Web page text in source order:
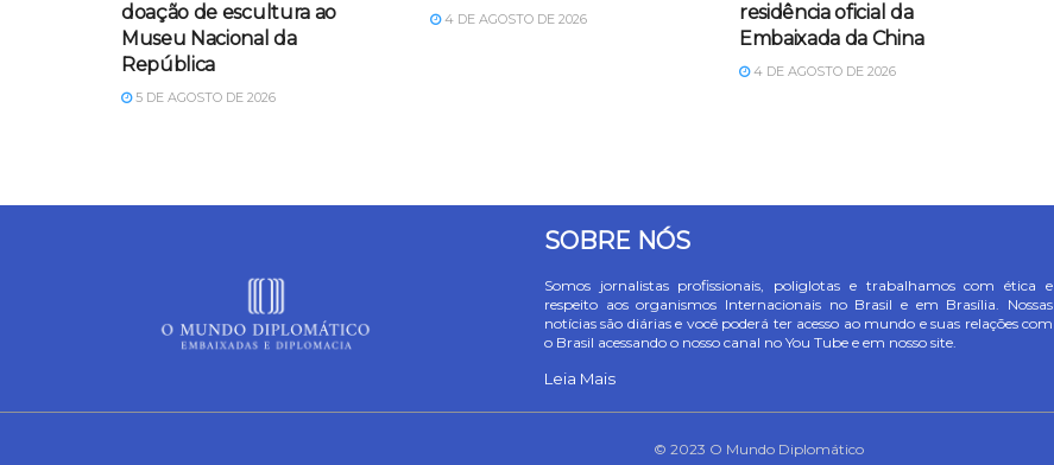
doação de escultura ao
Museu Nacional da
República
5 DE AGOSTO DE 2026
4 DE AGOSTO DE 2026
residência oficial da
Embaixada da China
4 DE AGOSTO DE 2026
SOBRE NÓS
Somos jornalistas profissionais, poliglotas e trabalhamos com ética e
respeito aos organismos Internacionais no Brasil e em Brasília. Nossas
notícias são diárias e você poderá ter acesso ao mundo e suas relações com
o Brasil acessando o nosso canal no You Tube e em nosso site.
Leia Mais
© 2023 O Mundo Diplomático